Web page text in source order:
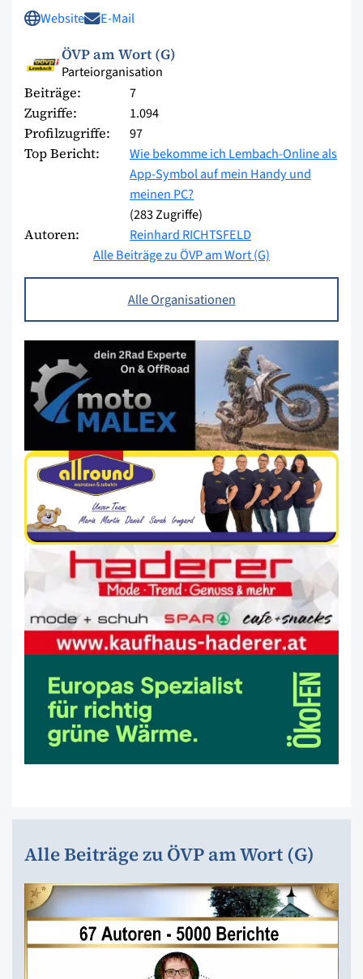
Website E-Mail
ÖVP am Wort (G)
Parteiorganisation
Beiträge: 7
Zugriffe: 1.094
Profilzugriffe: 97
Top Bericht:
Wie bekomme ich Lembach-Online als
App-Symbol auf mein Handy und
meinen PC?
(283 Zugriffe)
Autoren:
Reinhard RICHTSFELD
Alle Beiträge zu ÖVP am Wort (G)
Alle Organisationen
Alle Beiträge zu ÖVP am Wort (G)